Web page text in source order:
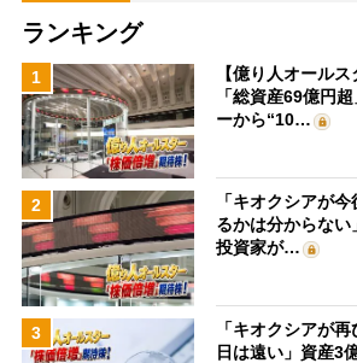
ランキング
1
【億り人オール
「総資産69億円
ーから“10…
2
「キオクシアが
るかは分からない
投資家が…
3
「キオクシアが
日は遠い」資産3